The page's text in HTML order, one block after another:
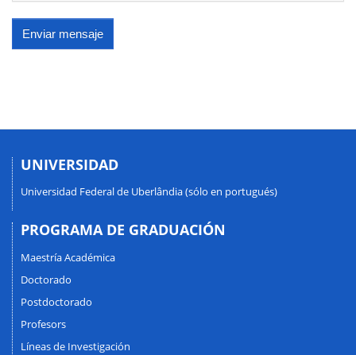
Enviar mensaje
UNIVERSIDAD
Universidad Federal de Uberlândia (sólo en portugués)
PROGRAMA DE GRADUACIÓN
Maestría Académica
Doctorado
Postdoctorado
Profesors
Líneas de Investigación